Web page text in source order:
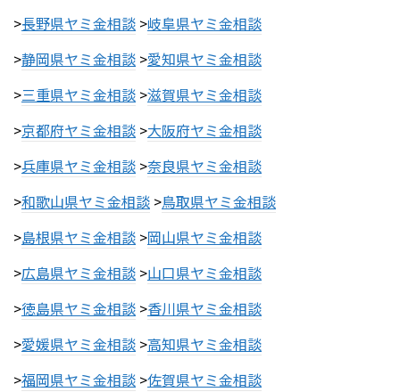
>長野県ヤミ金相談 >岐阜県ヤミ金相談
>静岡県ヤミ金相談 >愛知県ヤミ金相談
>三重県ヤミ金相談 >滋賀県ヤミ金相談
>京都府ヤミ金相談 >大阪府ヤミ金相談
>兵庫県ヤミ金相談 >奈良県ヤミ金相談
>和歌山県ヤミ金相談 >鳥取県ヤミ金相談
>島根県ヤミ金相談 >岡山県ヤミ金相談
>広島県ヤミ金相談 >山口県ヤミ金相談
>徳島県ヤミ金相談 >香川県ヤミ金相談
>愛媛県ヤミ金相談 >高知県ヤミ金相談
>福岡県ヤミ金相談 >佐賀県ヤミ金相談